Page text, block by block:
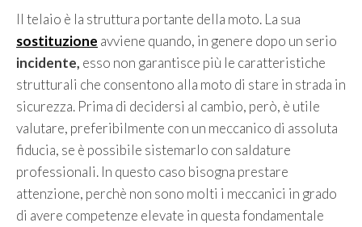
Il telaio è la struttura portante della moto. La sua
sostituzione avviene quando, in genere dopo un serio
incidente, esso non garantisce più le caratteristiche
strutturali che consentono alla moto di stare in strada in
sicurezza. Prima di decidersi al cambio, però, è utile
valutare, preferibilmente con un meccanico di assoluta
fiducia, se è possibile sistemarlo con saldature
professionali. In questo caso bisogna prestare
attenzione, perchè non sono molti i meccanici in grado
di avere competenze elevate in questa fondamentale